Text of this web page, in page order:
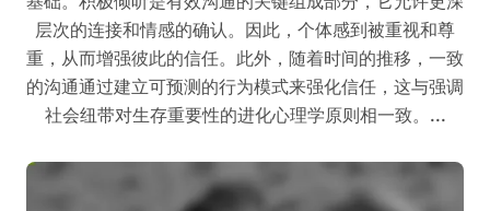
层次的连接和情感的确认。因此，个体感到被重视和尊
重，从而增强彼此的信任。此外，随着时间的推移，一致
的沟通通过建立可预测的行为模式来强化信任，这与强调
社会纽带对生存重要性的进化心理学原则相一致。...